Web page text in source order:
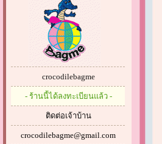
crocodilebagme
- ร้านนี้ได้ลงทะเบียนแล้ว -
ติดต่อเจ้าบ้าน
crocodilebagme@gmail.com